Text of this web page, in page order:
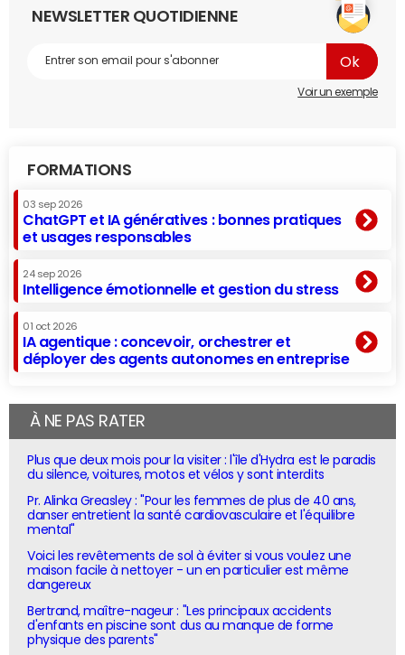
NEWSLETTER QUOTIDIENNE
Voir un exemple
FORMATIONS
03 sep 2026
ChatGPT et IA génératives : bonnes pratiques
et usages responsables
24 sep 2026
Intelligence émotionnelle et gestion du stress
01 oct 2026
IA agentique : concevoir, orchestrer et
déployer des agents autonomes en entreprise
À NE PAS RATER
Plus que deux mois pour la visiter : l'île d'Hydra est le paradis
du silence, voitures, motos et vélos y sont interdits
Pr. Alinka Greasley : "Pour les femmes de plus de 40 ans,
danser entretient la santé cardiovasculaire et l'équilibre
mental"
Voici les revêtements de sol à éviter si vous voulez une
maison facile à nettoyer - un en particulier est même
dangereux
Bertrand, maître-nageur : "Les principaux accidents
d'enfants en piscine sont dus au manque de forme
physique des parents"